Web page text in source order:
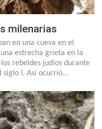
milenarias
en una cueva en el
estrecha grieta en la
rebeldes judíos durante
siglo I. Así ocurrió…